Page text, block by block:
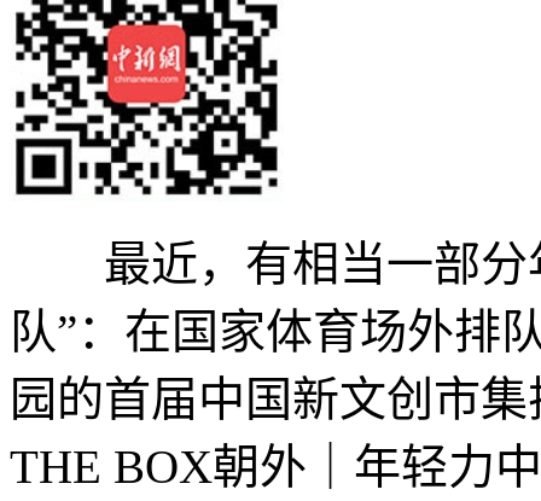
最近，有相当一部分
队”：在国家体育场外排
园的首届中国新文创市
THE BOX朝外｜年轻力